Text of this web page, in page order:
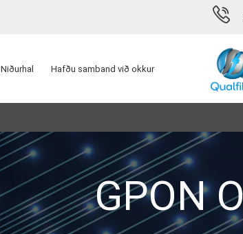
Niðurhal Hafðu samband við okkur
GPON